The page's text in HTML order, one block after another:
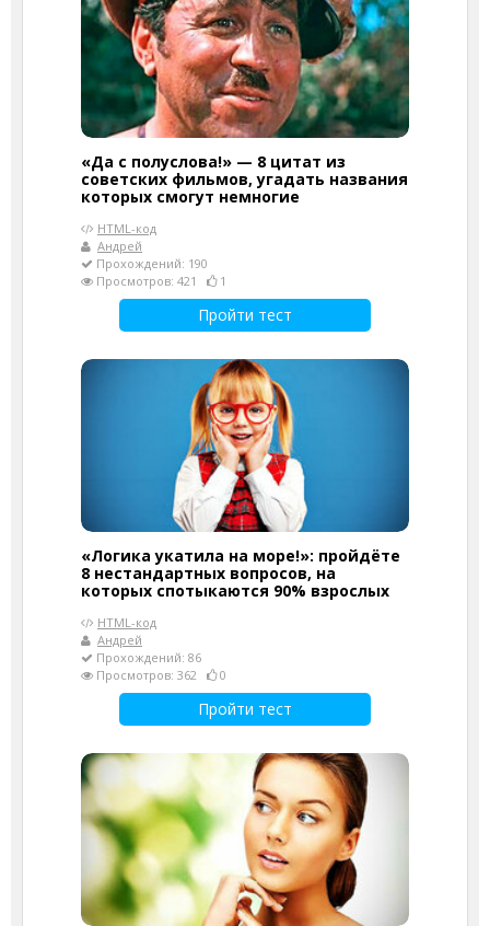
«Да с полуслова!» — 8 цитат из
советских фильмов, угадать названия
которых смогут немногие
HTML-код
Андрей
Прохождений: 190
Просмотров: 421
1
Пройти тест
«Логика укатила на море!»: пройдёте
8 нестандартных вопросов, на
которых спотыкаются 90% взрослых
HTML-код
Андрей
Прохождений: 86
Просмотров: 362
0
Пройти тест